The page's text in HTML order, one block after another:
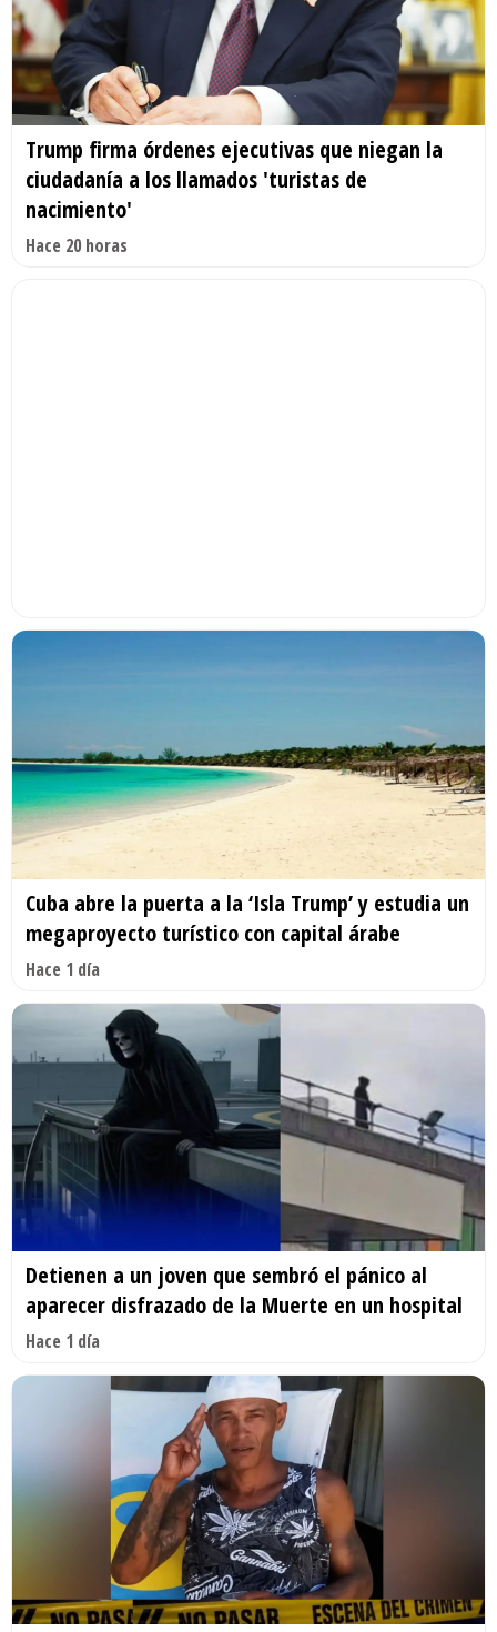
Trump firma órdenes ejecutivas que niegan la
ciudadanía a los llamados 'turistas de
nacimiento'
Hace 20 horas
Cuba abre la puerta a la ‘Isla Trump’ y estudia un
megaproyecto turístico con capital árabe
Hace 1 día
Detienen a un joven que sembró el pánico al
aparecer disfrazado de la Muerte en un hospital
Hace 1 día